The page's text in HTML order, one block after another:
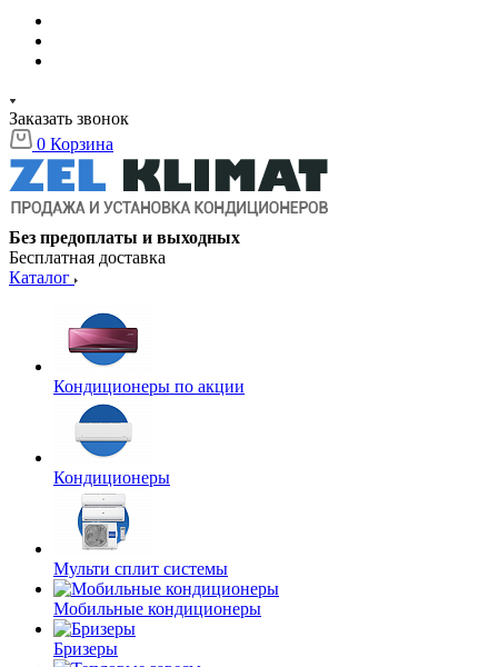
Заказать звонок
0 Корзина
Без предоплаты и выходных
Бесплатная доставка
Каталог
Кондиционеры по акции
Кондиционеры
Мульти сплит системы
Мобильные кондиционеры
Бризеры